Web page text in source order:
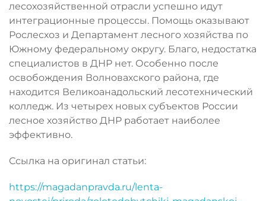
лесохозяйственной отрасли успешно идут
интеграционные процессы. Помощь оказывают
Рослесхоз и Департамент лесного хозяйства по
Южному федеральному округу. Благо, недостатка
специалистов в ДНР нет. Особенно после
освобождения Волновахского района, где
находится Великоанадольский лесотехнический
колледж. Из четырех новых субъектов России
лесное хозяйство ДНР работает наиболее
эффективно.
Ссылка на оригинал статьи:
https://magadanpravda.ru/lenta-